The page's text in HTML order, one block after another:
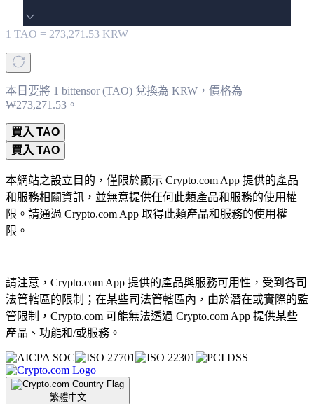
1 TAO = 273,271.53 KRW
本日要將 1 bittensor (TAO) 兌換為 KRW，價格為
₩273,271.53。
買入 TAO
買入 TAO
本網站之設立目的，僅限於顯示 Crypto.com App 提供的產品
和服務相關資訊，並無意提供任何此類產品和服務的使用權
限。請通過 Crypto.com App 取得此類產品和服務的使用權
限。
請注意，Crypto.com App 提供的產品與服務可用性，受到各司
法管轄區的限制；在某些司法管轄區內，由於潛在或實際的監
管限制，Crypto.com 可能無法透過 Crypto.com App 提供某些
產品、功能和/或服務。
繁體中文